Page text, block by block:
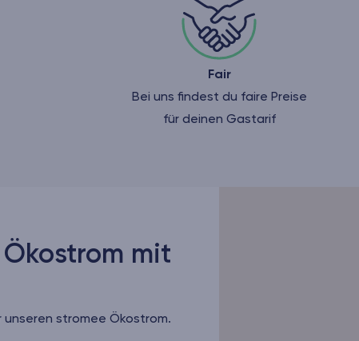
Fair
Bei uns findest du faire Preise
für deinen Gastarif
mit
unseren stromee Ökostrom.